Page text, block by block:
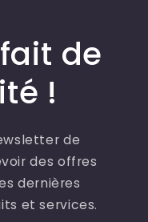
de
!
de
des offres
dernières
et services.